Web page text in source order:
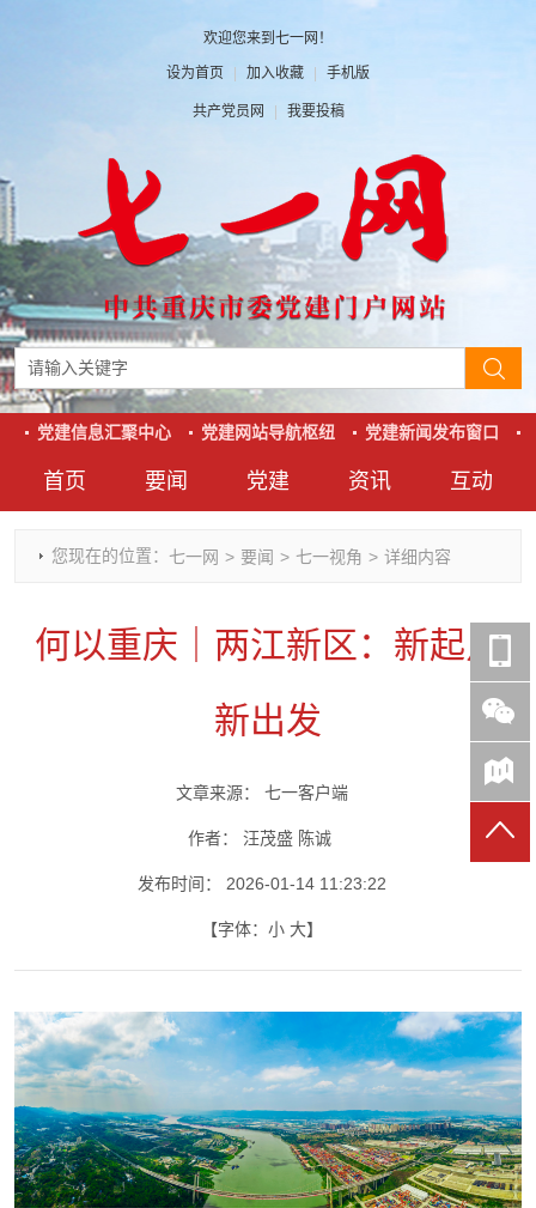
欢迎您来到七一网！
设为首页 | 加入收藏 | 手机版
共产党员网 | 我要投稿
首页 要闻
时政要闻
干部任免
七一视角
党建
党建动态
人才工作
作风建设
资讯
热点关注
党刊好文
党史参阅
互动
红岩评论
七一文学
七一号
党建信息汇聚中心 党建网站导航枢纽 党建新闻发布窗口 党
您现在的位置： 七一网 > 要闻 > 七一视角 > 详细内容
何以重庆｜两江新区：新起点
新出发
文章来源： 七一客户端
作者： 汪茂盛 陈诚
发布时间： 2026-01-14 11:23:22
【字体： 小 大】